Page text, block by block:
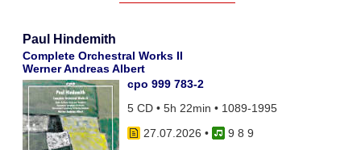
Paul Hindemith
Complete Orchestral Works II
Werner Andreas Albert
cpo 999 783-2
5 CD • 5h 22min • 1089-1995
27.07.2026 •
9 8 9